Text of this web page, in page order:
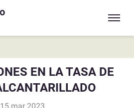
EN LA TASA DE